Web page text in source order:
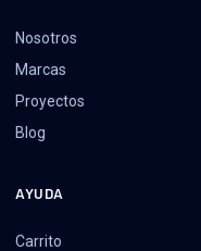
Nosotros
Marcas
Proyectos
Blog
AYUDA
Carrito